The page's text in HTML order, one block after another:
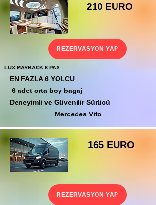
210 EURO
REZERVASYON YAP
LÜX MAYBACK 6 PAX
EN FAZLA 6 YOLCU
6 adet orta boy bagaj
Deneyimli ve Güvenilir Sürücü
Mercedes Vito
165 EURO
REZERVASYON YAP